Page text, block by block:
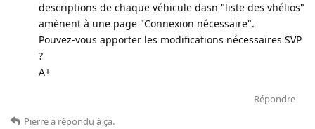
descriptions de chaque véhicule dasn "liste des vhélios"
amènent à une page "Connexion nécessaire".
Pouvez-vous apporter les modifications nécessaires SVP
?
A+
Répondre
Pierrea répondu à ça.